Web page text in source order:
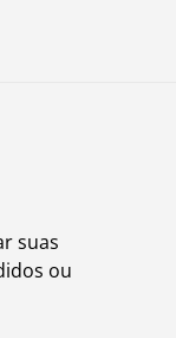
suas
ou